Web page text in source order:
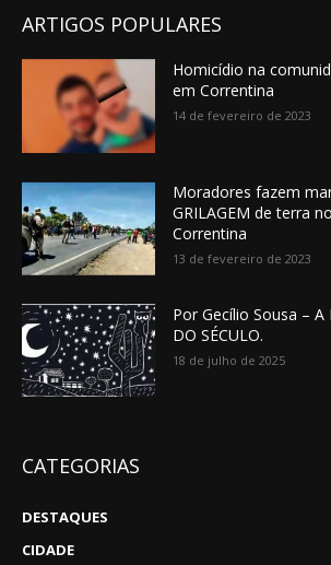
ARTIGOS POPULARES
Homicídio na
em Correntina
14 de fevereiro de 2023
Moradores fazem
GRILAGEM de terra
Correntina
13 de fevereiro de 2023
Por Gecílio Sousa – A
DO SÉCULO.
18 de julho de 2025
CATEGORIAS
DESTAQUES
CIDADE